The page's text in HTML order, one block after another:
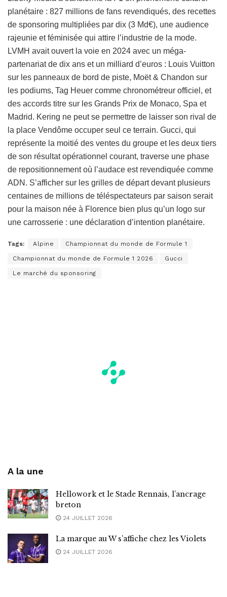
planétaire : 827 millions de fans revendiqués, des recettes
de sponsoring multipliées par dix (3 Md€), une audience
rajeunie et féminisée qui attire l’industrie de la mode.
LVMH avait ouvert la voie en 2024 avec un méga-
partenariat de dix ans et un milliard d’euros : Louis Vuitton
sur les panneaux de bord de piste, Moët & Chandon sur
les podiums, Tag Heuer comme chronométreur officiel, et
des accords titre sur les Grands Prix de Monaco, Spa et
Madrid. Kering ne peut se permettre de laisser son rival de
la place Vendôme occuper seul ce terrain. Gucci, qui
représente la moitié des ventes du groupe et les deux tiers
de son résultat opérationnel courant, traverse une phase
de repositionnement où l’audace est revendiquée comme
ADN. S’afficher sur les grilles de départ devant plusieurs
centaines de millions de téléspectateurs par saison serait
pour la maison née à Florence bien plus qu’un logo sur
une carrosserie : une déclaration d’intention planétaire.
Tags: Alpine Championnat du monde de Formule 1
Championnat du monde de Formule 1 2026 Gucci
Le marché du sponsoring
A la une
Hellowork et le Stade Rennais, l’ancrage
breton
24 JUILLET 2026
La marque au W s’affiche chez les Violets
24 JUILLET 2026